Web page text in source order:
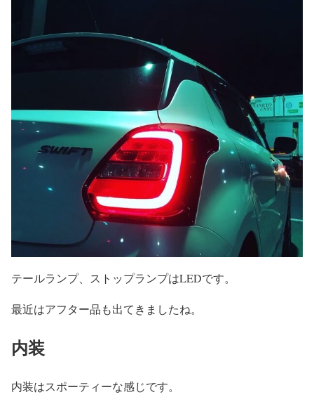
テールランプ、ストップランプはLEDです。
最近はアフター品も出てきましたね。
内装
内装はスポーティーな感じです。